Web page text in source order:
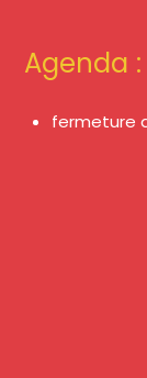
Agen​da :
fermeture